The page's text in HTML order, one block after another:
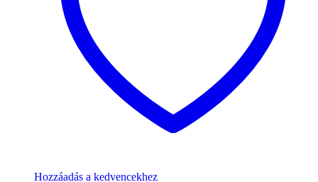
Hozzáadás a kedvencekhez